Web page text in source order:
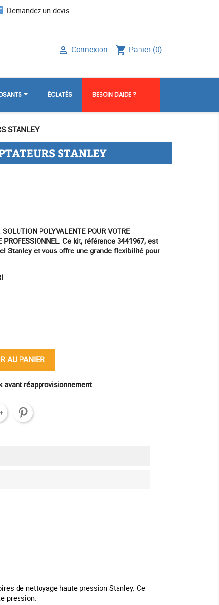
Demandez un devis
shopping_cart Panier (0)
 Connexion
ÉCLATÉS BESOIN D'AIDE ?
STANLEY
STANLEY
POLYVALENTE POUR VOTRE
PROFESSIONNEL. Ce kit, référence 3441967, est
Stanley et vous offre une grande flexibilité pour
AU PANIER
avant réapprovisionnement
de nettoyage haute pression Stanley. Ce
pression.